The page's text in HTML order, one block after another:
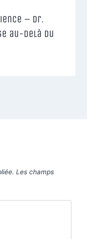
– Dr.
au-delà du
Les champs